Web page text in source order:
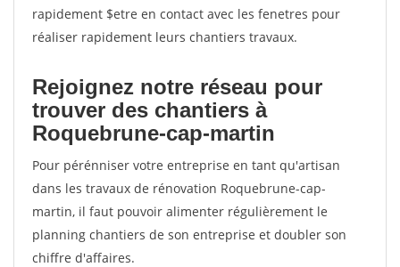
rapidement $etre en contact avec les fenetres pour
réaliser rapidement leurs chantiers travaux.
Rejoignez notre réseau pour
trouver des chantiers à
Roquebrune-cap-martin
Pour pérénniser votre entreprise en tant qu'artisan
dans les travaux de rénovation Roquebrune-cap-
martin, il faut pouvoir alimenter régulièrement le
planning chantiers de son entreprise et doubler son
chiffre d'affaires.